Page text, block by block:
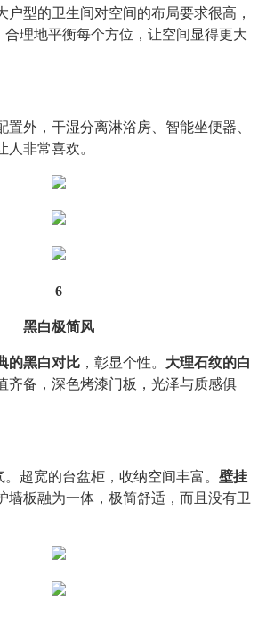
户型的卫生间对空间的布局要求很高，
合理地平衡每个方位，让空间显得更大
置外，干湿分离淋浴房、智能坐便器、
非常喜欢。
6
黑白极简风
的黑白对比 ，彰显个性。 大理石纹的白
齐备，深色烤漆门板，光泽与质感俱
超宽的台盆柜，收纳空间丰富。 壁挂
墙板融为一体，极简舒适，而且没有卫